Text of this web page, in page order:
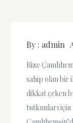
By : admin
Rize
sahip olan bir
dikkat çeken
tutkunları için